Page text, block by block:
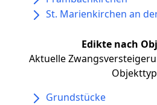
St. Marienkirchen an
Edikte nach
Aktuelle
Grundstücke